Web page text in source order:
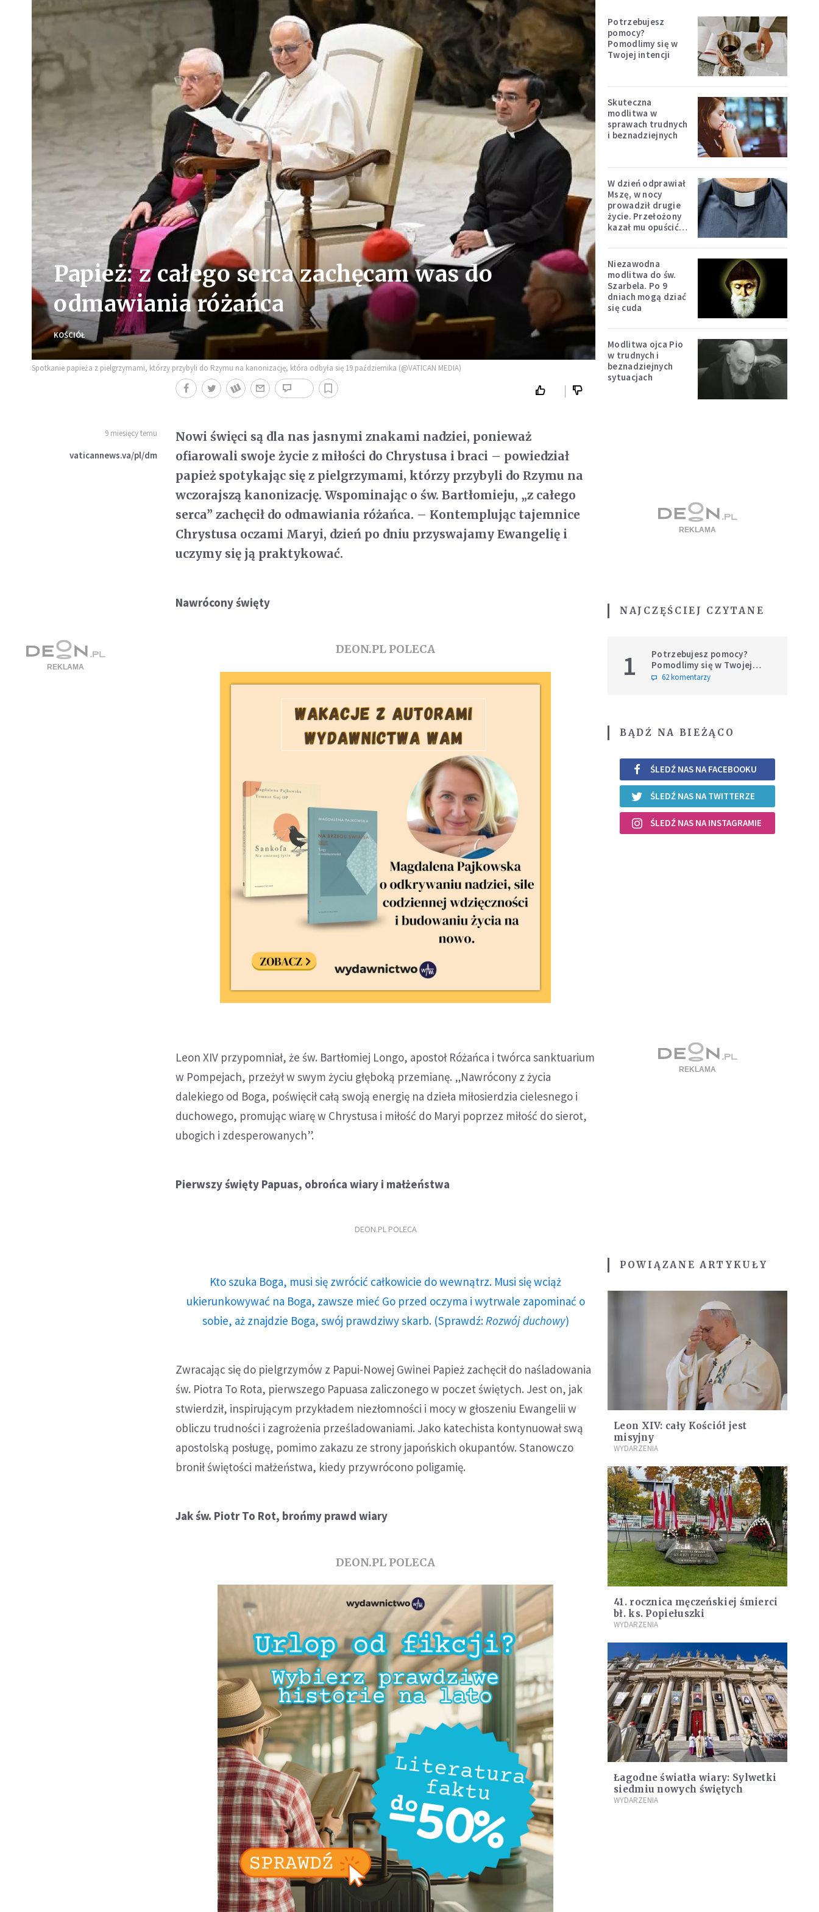
Papież: z całego serca zachęcam was do
odmawiania różańca
KOŚCIÓŁ
Spotkanie papieża z pielgrzymami, którzy przybyli do Rzymu na kanonizację, która odbyła się 19 października (@VATICAN MEDIA)
9 miesięcy temu
vaticannews.va/pl/dm
Nowi święci są dla nas jasnymi znakami nadziei, ponieważ
ofiarowali swoje życie z miłości do Chrystusa i braci – powiedział
papież spotykając się z pielgrzymami, którzy przybyli do Rzymu na
wczorajszą kanonizację. Wspominając o św. Bartłomieju, „z całego
serca” zachęcił do odmawiania różańca. – Kontemplując tajemnice
Chrystusa oczami Maryi, dzień po dniu przyswajamy Ewangelię i
uczymy się ją praktykować.
Nawrócony święty
DEON.PL POLECA
Leon XIV przypomniał, że św. Bartłomiej Longo, apostoł Różańca i twórca sanktuarium
w Pompejach, przeżył w swym życiu głęboką przemianę. „Nawrócony z życia
dalekiego od Boga, poświęcił całą swoją energię na dzieła miłosierdzia cielesnego i
duchowego, promując wiarę w Chrystusa i miłość do Maryi poprzez miłość do sierot,
ubogich i zdesperowanych”.
Pierwszy święty Papuas, obrońca wiary i małżeństwa
DEON.PL POLECA
Kto szuka Boga, musi się zwrócić całkowicie do wewnątrz. Musi się wciąż
ukierunkowywać na Boga, zawsze mieć Go przed oczyma i wytrwale zapominać o
sobie, aż znajdzie Boga, swój prawdziwy skarb. (Sprawdź: Rozwój duchowy)
Zwracając się do pielgrzymów z Papui-Nowej Gwinei Papież zachęcił do naśladowania
św. Piotra To Rota, pierwszego Papuasa zaliczonego w poczet świętych. Jest on, jak
stwierdził, inspirującym przykładem niezłomności i mocy w głoszeniu Ewangelii w
obliczu trudności i zagrożenia prześladowaniami. Jako katechista kontynuował swą
apostolską posługę, pomimo zakazu ze strony japońskich okupantów. Stanowczo
bronił świętości małżeństwa, kiedy przywrócono poligamię.
Jak św. Piotr To Rot, brońmy prawd wiary
DEON.PL POLECA
Potrzebujesz
pomocy?
Pomodlimy się w
Twojej intencji
Skuteczna
modlitwa w
sprawach trudnych
i beznadziejnych
W dzień odprawiał
Mszę, w nocy
prowadził drugie
życie. Przełożony
kazał mu opuścić
Niezawodna
modlitwa do św.
Szarbela. Po 9
dniach mogą dziać
się cuda
Modlitwa ojca Pio
w trudnych i
beznadziejnych
sytuacjach
NAJCZĘŚCIEJ CZYTANE
1
Potrzebujesz pomocy?
Pomodlimy się w Twojej
intencji
62 komentarzy
BĄDŹ NA BIEŻĄCO
ŚLEDŹ NAS NA FACEBOOKU
ŚLEDŹ NAS NA TWITTERZE
ŚLEDŹ NAS NA INSTAGRAMIE
POWIĄZANE ARTYKUŁY
Leon XIV: cały Kościół jest
misyjny
WYDARZENIA
41. rocznica męczeńskiej śmierci
bł. ks. Popiełuszki
WYDARZENIA
Łagodne światła wiary: Sylwetki
siedmiu nowych świętych
WYDARZENIA